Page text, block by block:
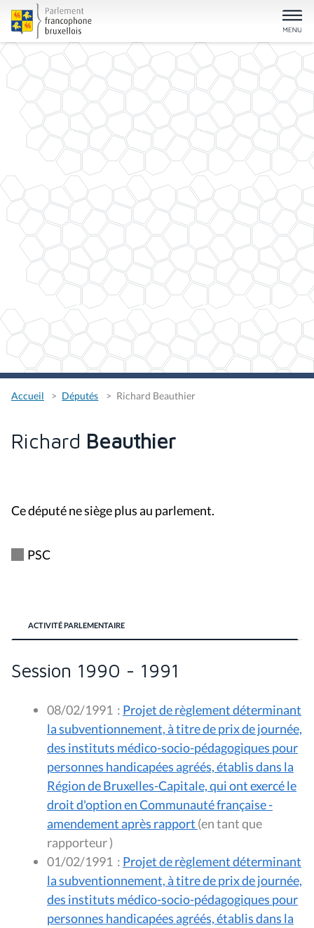
Accueil Députés Richard Beauthier
Richard Beauthier
Ce député ne siège plus au parlement.
PSC
ACTIVITÉ PARLEMENTAIRE
Session 1990 - 1991
08/02/1991 : Projet de règlement déterminant
la subventionnement, à titre de prix de journée,
des instituts médico-socio-pédagogiques pour
personnes handicapées agréés, établis dans la
Région de Bruxelles-Capitale, qui ont exercé le
droit d'option en Communauté française -
amendement après rapport (en tant que
rapporteur )
01/02/1991 : Projet de règlement déterminant
la subventionnement, à titre de prix de journée,
des instituts médico-socio-pédagogiques pour
personnes handicapées agréés, établis dans la